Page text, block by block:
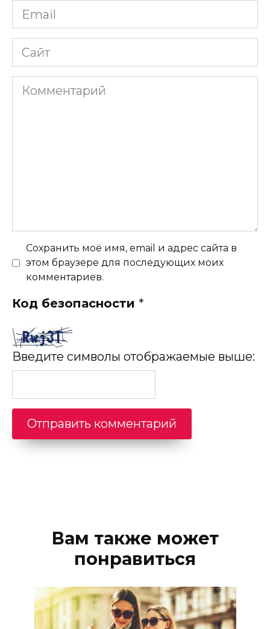
Email
*
Сайт
Комментарий
Сохранить моё имя, email и адрес сайта в
этом браузере для последующих моих
комментариев.
Код безопасности *
Введите символы отображаемые выше:
Вам также может
понравиться